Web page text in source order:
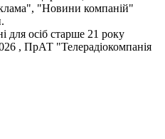
"Новини компаній"
для осіб старше 21 року
, ПрАТ "Телерадіокомпанія